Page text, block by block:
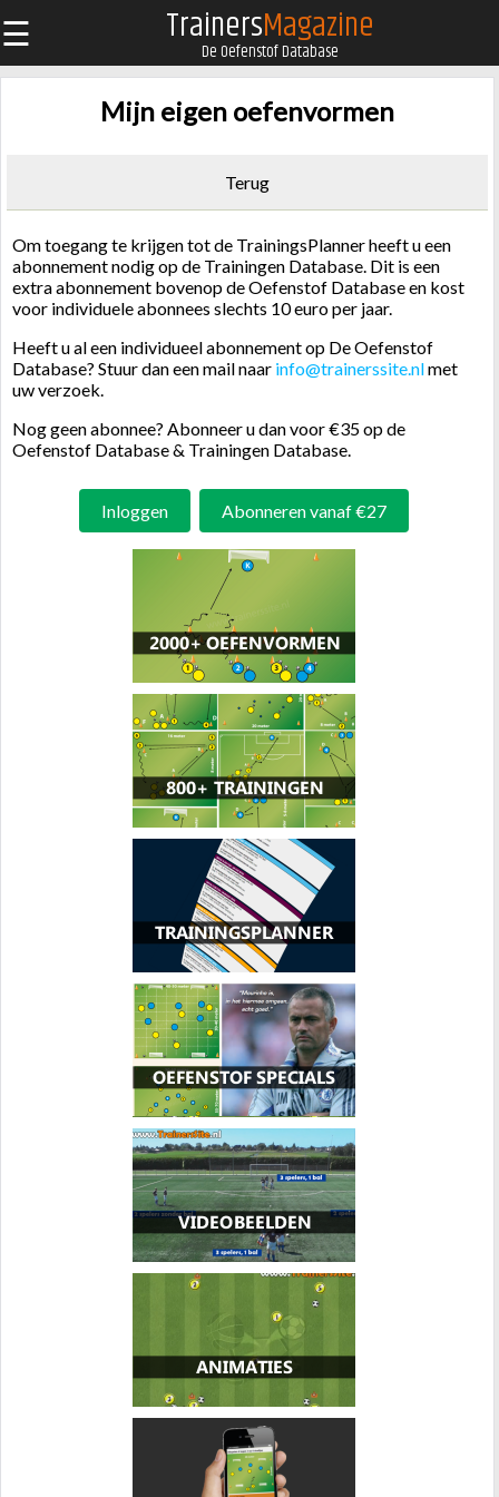
☰ TrainersMagazine
De Oefenstof Database
Mijn eigen oefenvormen
Terug
Om toegang te krijgen tot de TrainingsPlanner heeft u een
abonnement nodig op de Trainingen Database. Dit is een
extra abonnement bovenop de Oefenstof Database en kost
voor individuele abonnees slechts 10 euro per jaar.
Heeft u al een individueel abonnement op De Oefenstof
Database? Stuur dan een mail naar info@trainerssite.nlmet
uw verzoek.
Nog geen abonnee? Abonneer u dan voor €35 op de
Oefenstof Database & Trainingen Database.
Inloggen Abonneren vanaf €27